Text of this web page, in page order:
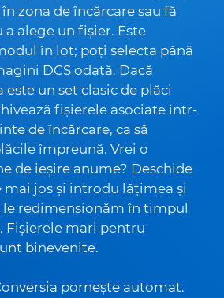
în zona de încărcare sau fă
a alege un fișier. Este
în lot; poți selecta până
DCS odată. Dacă
este un set clasic de plăci
fișierele asociate într-
de încărcare, ca să
împreună. Vrei o
de ieșire anume? Deschide
mai jos și introdu lățimea și
redimensionăm în timpul
Fișierele mari pentru
binevenite.
pornește automat.